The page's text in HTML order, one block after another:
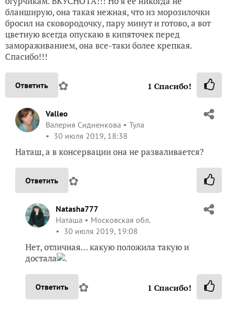
бланширую, она такая нежная, что из морозилочки
бросил на сковородочку, пару минут и готово, а вот
цветную всегда опускаю в кипяточек перед
замораживанием, она все-таки более крепкая.
Спасибо!!!
Ответить ✿ 1 Спасибо!
Valleo
Валерия Сидненкова
Тула
30 июля 2019, 18:38
Наташ, а в консервации она не разваливается?
Ответить ✿
Natasha777
Наташа
Московская обл.
30 июля 2019, 19:08
Нет, отличная… какую положила такую и
достала
.
Ответить ✿ 1 Спасибо!